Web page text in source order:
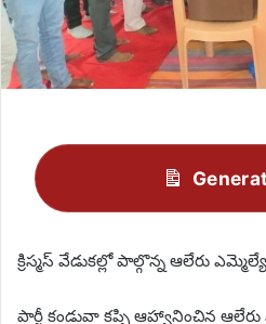
క్రిస్మస్ వేడుకల్లో పాల్గొన్న ఆలేరు
పార్టీ కండువా కప్పి ఆహ్వానించిన